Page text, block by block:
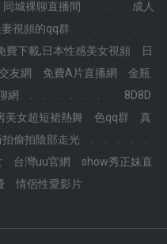
同城裸聊直播間
成人
妻視頻的qq群
費下載,日本性感美女視頻
日
友網
免費A片直播網
金瓶
網
8D8D
美女超短裙熱舞 色qq群
真
拍偷拍陰部走光
台灣uu官網
show秀正妹直
情侶性愛影片